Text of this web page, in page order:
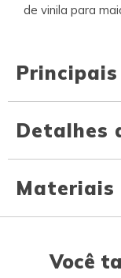
de vinila para
Detalhes
Materiais
Você